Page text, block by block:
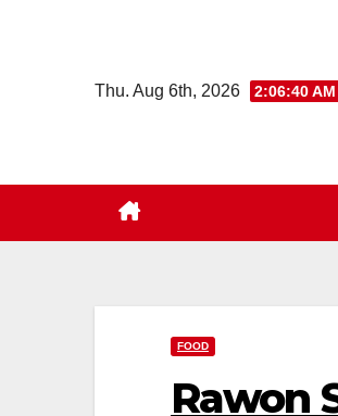
Thu. Aug 6th, 2026 2:06:42 AM
FOOD
Rawon